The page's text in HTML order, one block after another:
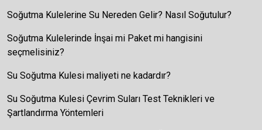
Soğutma Kulelerine Su Nereden Gelir? Nasıl Soğutulur?
Soğutma Kulelerinde İnşai mi Paket mi hangisini
seçmelisiniz?
Su Soğutma Kulesi maliyeti ne kadardır?
Su Soğutma Kulesi Çevrim Suları Test Teknikleri ve
Şartlandırma Yöntemleri